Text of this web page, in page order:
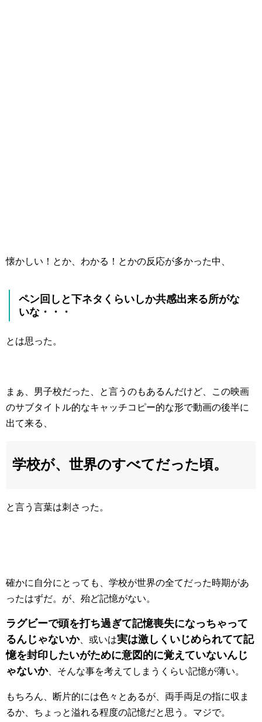
懐かしい！とか、わかる！とかの反応が多かった中、
ペン回しと下ネタくらいしか共感出来る所がな
いな・・・
とは思った。
まぁ、男子校だった、と言うのもあるんだけど、この映画
のサブタイトル的なキャッチコピー的な形で動画の後半に
出て来る、
学校が、世界のすべてだった頃。
と言う言葉は刺さった。
確かに自分にとっても、学校が世界の全てだった時期があ
ったはずだ。が、殆ど記憶がない。
ラグビーで頭を打ち過ぎて記憶喪失になっちゃって
るんじゃないか、或いは実は激しくいじめられてて記
憶を封印したいがために意図的に覚えていないんじ
ゃないか、そんな事を考えてしまうくらい記憶が薄い。
もちろん、断片的には色々とあるが、両手両足の指に収ま
るか、ちょっと溢れる程度の記憶だと思う。マジで。